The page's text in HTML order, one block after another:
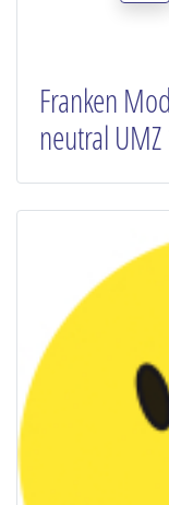
Franken
neutral